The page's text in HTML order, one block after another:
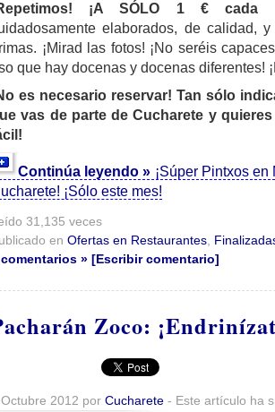
¡A SÓLO 1 € cada
elaborados, de calidad,
¡Mirad las fotos! ¡No seréis
que hay docenas y docenas diferentes!
es necesario reservar! Tan sólo
vas de parte de Cucharete y
Continúa leyendo » ¡Súper Pintxos
¡Sólo este mes!
31,135 veces
en Ofertas en Restaurantes
» [Escribir comentario]
Zoco:
2012 por Cucharete - Este artículo ha